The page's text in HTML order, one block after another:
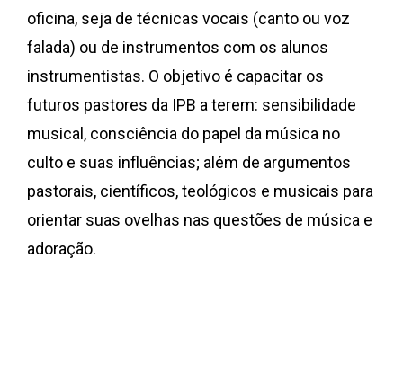
oficina, seja de técnicas vocais (canto ou voz
falada) ou de instrumentos com os alunos
instrumentistas. O objetivo é capacitar os
futuros pastores da IPB a terem: sensibilidade
musical, consciência do papel da música no
culto e suas influências; além de argumentos
pastorais, científicos, teológicos e musicais para
orientar suas ovelhas nas questões de música e
adoração.